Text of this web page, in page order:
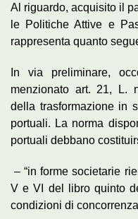
Al riguardo, acquisito il
le Politiche Attive e
rappresenta quanto
In via preliminare,
menzionato art. 21, L.
della trasformazione in
portuali. La norma
portuali debbano
– “in forme societarie
V e VI del libro quinto
condizioni di